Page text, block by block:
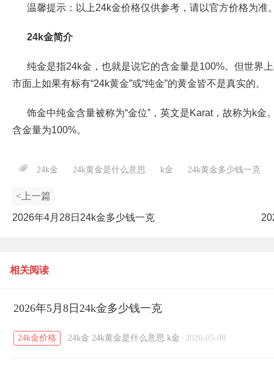
温馨提示：以上24k金价格仅供参考，请以官方价格为准
24k金简介
纯金是指24k金，也就是说它的含金量是100%。但世界
市面上如果有标有“24k黄金”或“纯金”的黄金皆不是真实的。
饰金中纯金含量被称为“金位”，英文是Karat，故称为k金
含金量为100%。
24k金 24k黄金是什么意思 k金 24k黄金多少钱一克
<上一篇
2026年4月28日24k金多少钱一克
相关阅读
2026年5月8日24k金多少钱一克
24k金价格 24k金 24k黄金是什么意思 k金 · 2026-05-08